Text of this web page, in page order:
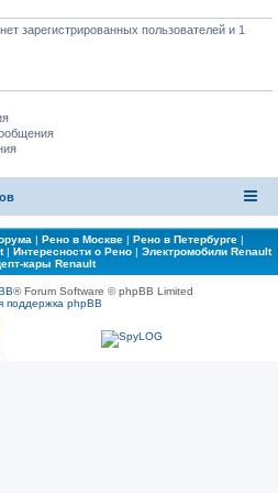
зарегистрированных пользователей и 1
| Рено в Москве | Рено в Петербурге |
| Интересности о Рено| Электромобили Renault
кары Renault
® Forum Software © phpBB Limited
поддержка phpBB